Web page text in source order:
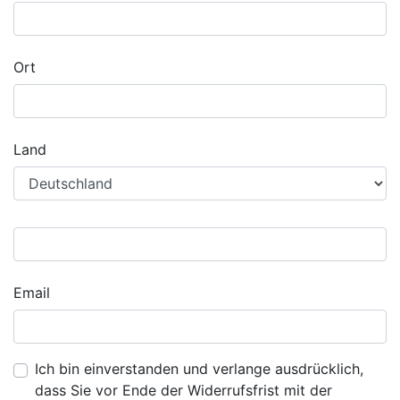
Ort
Land
Email
Ich bin einverstanden und verlange ausdrücklich,
dass Sie vor Ende der Widerrufsfrist mit der